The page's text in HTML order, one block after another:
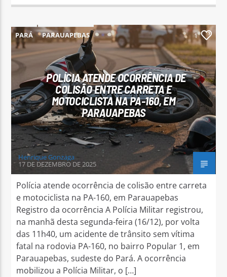
PARÁ PARAUAPEBAS 1
POLÍCIA ATENDE OCORRÊNCIA DE
COLISÃO ENTRE CARRETA E
MOTOCICLISTA NA PA-160, EM
PARAUAPEBAS
Henrique Gonzaga
17 DE DEZEMBRO DE 2025
Polícia atende ocorrência de colisão entre carreta
e motociclista na PA-160, em Parauapebas
Registro da ocorrência A Polícia Militar registrou,
na manhã desta segunda-feira (16/12), por volta
das 11h40, um acidente de trânsito sem vítima
fatal na rodovia PA-160, no bairro Popular 1, em
Parauapebas, sudeste do Pará. A ocorrência
mobilizou a Polícia Militar, o […]